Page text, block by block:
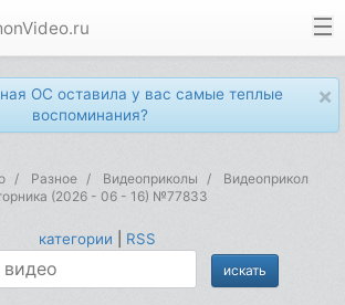
×
ОС оставила у вас самые теплые
воспоминания?
Разное Видеоприколы
Видеоприкол
(2026 - 06 - 16) №77833
категории RSS